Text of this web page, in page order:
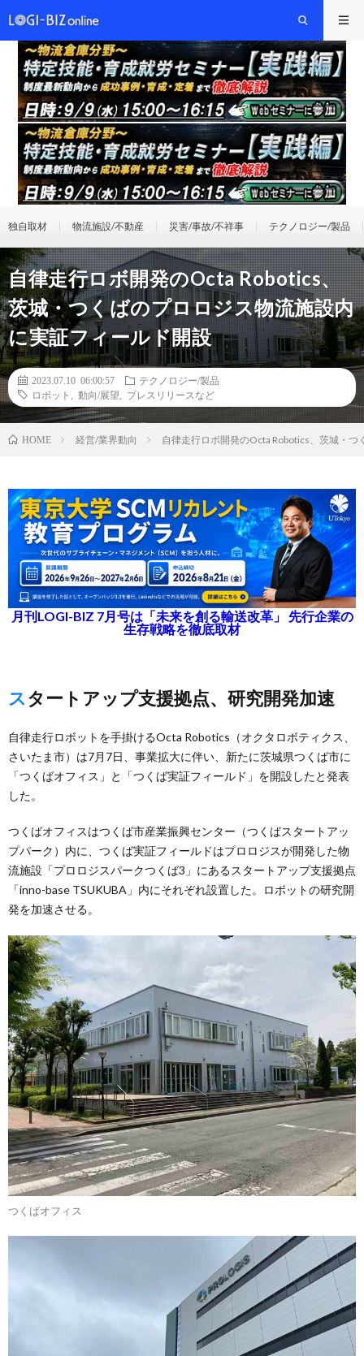
独自取材 物流施設/不動産 災害/事故/不祥事 テクノロジー/製品
自律走行ロボ開発のOcta Robotics、
茨城・つくばのプロロジス物流施設内
に実証フィールド開設
2023.07.10 06:00:57
テクノロジー/製品
ロボット
動向/展望 プレスリリースなど
HOME 経営/業界動向 自律走行ロボ開発のOcta Robotics、茨城・
月刊LOGI-BIZ 7月号は「未来を創る輸送改革」 先行企業の
生存戦略を徹底取材
スタートアップ支援拠点、研究開発加速
自律走行ロボットを手掛けるOcta Robotics（オクタロボティクス、
さいたま市）は7月7日、事業拡大に伴い、新たに茨城県つくば市に
「つくばオフィス」と「つくば実証フィールド」を開設したと発表
した。
つくばオフィスはつくば市産業振興センター（つくばスタートアッ
プパーク）内に、つくば実証フィールドはプロロジスが開発した物
流施設「プロロジスパークつくば3」にあるスタートアップ支援拠点
「inno-base TSUKUBA」内にそれぞれ設置した。ロボットの研究開
発を加速させる。
つくばオフィス